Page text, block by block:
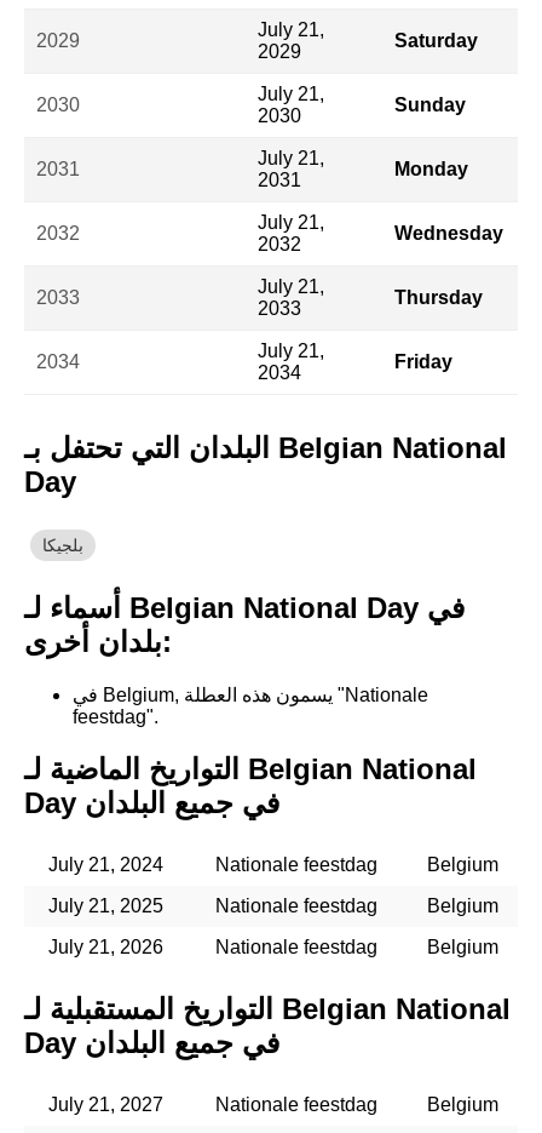
2029
July 21,
2029
Saturday
2030
July 21,
2030
Sunday
2031
July 21,
2031
Monday
2032
July 21,
2032
Wednesday
2033
July 21,
2033
Thursday
2034
July 21,
2034
Friday
البلدان التي تحتفل بـ Belgian National
Day
بلجيكا
أسماء لـ Belgian National Day في
بلدان أخرى:
في Belgium, يسمون هذه العطلة "Nationale
feestdag".
التواريخ الماضية لـ Belgian National
Day في جميع البلدان
July 21, 2024 Nationale feestdag
Belgium
July 21, 2025
Nationale feestdag
Belgium
July 21, 2026
Nationale feestdag Belgium
التواريخ المستقبلية لـ Belgian National
Day في جميع البلدان
July 21, 2027 Nationale feestdag
Belgium